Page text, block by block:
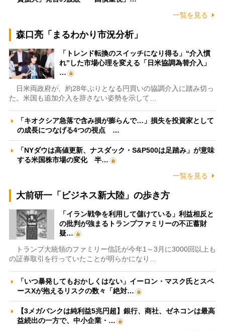
一覧を見る
森口亮「まるわかり市況分析」
「トレンド転換のスイッチになり得る」“介入慣
れ”した市場心理を変える「日米協調為替介入」
…
日米両政府が、約28年ぶりとなる円買いの協調介入に踏み切っ
た。米国も追加介入を辞さない姿勢を示して…
「キオクシア急落で含み損が膨らんで…」損失を投資家として
の成長につなげる4つの視点 …
「NYダウは高値更新、ナスダック・S&P500は足踏み」が意味
する米国株市場の変化 半…
一覧を見る
大前研一「ビジネス新大陸」の歩き方
「イラン戦争を利用して儲けている」利益相反と
の批判が強まるトランプファミリーの不正蓄財
疑…
トランプ大統領のファミリー信託が今年1～3月に3000回以上も
の証券取引を行っていたことが明らかになり…
「いつ暴発してもおかしくはない」イーロン・マスク氏とスペ
ースXが抱えるリスクの数々「絶対…
【3メガバンクは純利益5兆円超】銀行、商社、ゼネコンは最高
益続出の一方で、中小企業・…